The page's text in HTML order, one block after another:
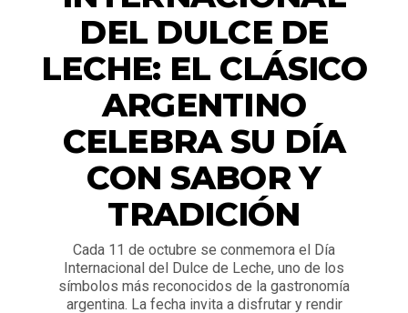
DEL DULCE DE
LECHE: EL CLÁSICO
ARGENTINO
CELEBRA SU DÍA
CON SABOR Y
TRADICIÓN
Cada 11 de octubre se conmemora el Día
Internacional del Dulce de Leche, uno de los
símbolos más reconocidos de la gastronomía
argentina. La fecha invita a disfrutar y rendir